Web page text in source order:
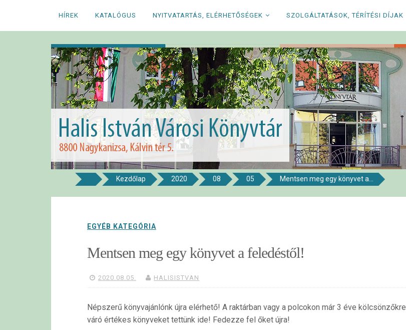
HÍREK KATALÓGUS NYITVATARTÁS, ELÉRHETŐSÉGEK SZOLGÁLTATÁSOK, TÉRÍTÉSI DÍJAK
Halis István Városi Könyvtár
Kezdőlap 2020 08 05 Mentsen meg egy könyvet a...
EGYÉB KATEGÓRIA
Mentsen meg egy könyvet a feledéstől!
2020.08.05. HALISISTVAN
Népszerű könyvajánlónk újra elérhető! A raktárban vagy a polcokon már 3 éve kölcsönzőkre
váró értékes könyveket tettünk ide! Fedezze fel őket újra!